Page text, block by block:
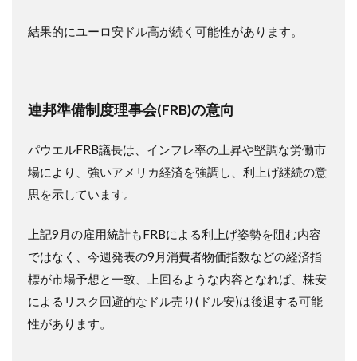
結果的にユーロ安ドル高が続く可能性があります。
連邦準備制度理事会(FRB)の意向
パウエルFRB議長は、インフレ率の上昇や堅調な労働市
場により、強いアメリカ経済を強調し、利上げ継続の意
思を示しています。
上記9月の雇用統計もFRBによる利上げ姿勢を阻む内容
ではなく、今週発表の9月消費者物価指数などの経済指
標が市場予想と一致、上回るような内容となれば、株安
によるリスク回避的なドル売り(ドル安)は後退する可能
性があります。